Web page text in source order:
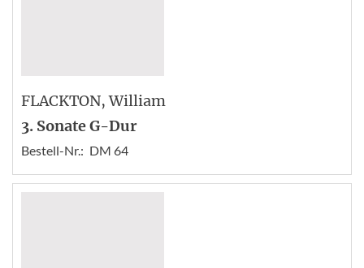
FLACKTON, William
3. Sonate G-Dur
Bestell-Nr.: DM 64